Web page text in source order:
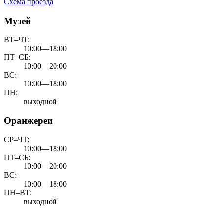
Схема проезда
Музей
ВТ–ЧТ:
10:00—18:00
ПТ–СБ:
10:00—20:00
ВС:
10:00—18:00
ПН:
выходной
Оранжереи
СР–ЧТ:
10:00—18:00
ПТ–СБ:
10:00—20:00
ВС:
10:00—18:00
ПН–ВТ:
выходной